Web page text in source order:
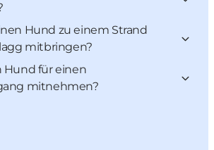
Hund zu einem Strand
mitbringen?
Hund für einen
mitnehmen?